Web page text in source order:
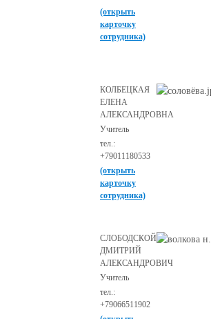
(открыть
карточку
сотрудника)
КОЛБЕЦКАЯ
ЕЛЕНА
АЛЕКСАНДРОВНА
Учитель
тел.:
+79011180533
(открыть
карточку
сотрудника)
СЛОБОДСКОЙ
ДМИТРИЙ
АЛЕКСАНДРОВИЧ
Учитель
тел.:
+79066511902